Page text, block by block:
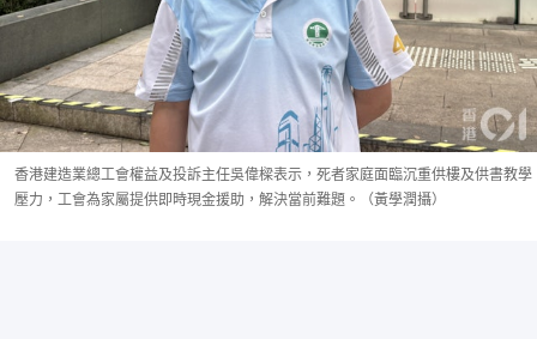
香港建造業總工會權益及投訴主任吳偉樑表示，死者家庭面臨沉重供樓及供書教學
壓力，工會為家屬提供即時現金援助，解決當前難題。（黃學潤攝）